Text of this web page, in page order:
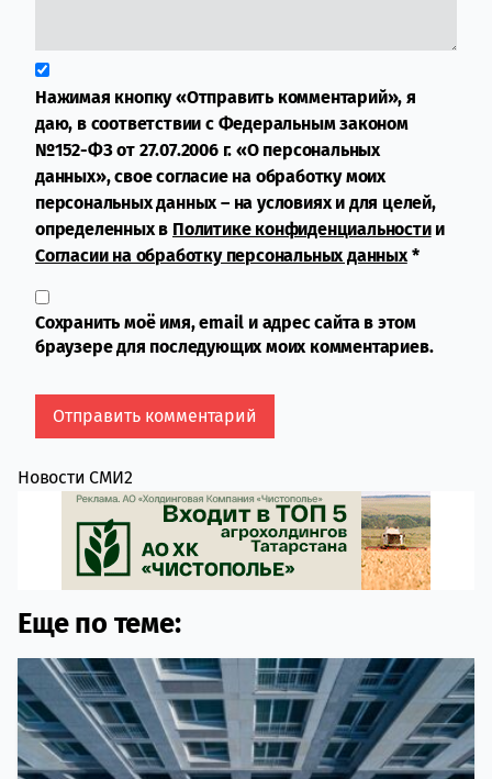
Нажимая кнопку «Отправить комментарий», я
даю, в соответствии с Федеральным законом
№152-ФЗ от 27.07.2006 г. «О персональных
данных», свое согласие на обработку моих
персональных данных – на условиях и для целей,
определенных в Политике конфиденциальностии
Согласии на обработку персональных данных*
Сохранить моё имя, email и адрес сайта в этом
браузере для последующих моих комментариев.
Новости СМИ2
Еще по теме: